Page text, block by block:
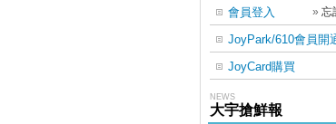
會員登入 » 忘
JoyPark/610會員開
JoyCard購買
NEWS
大宇搶鮮報